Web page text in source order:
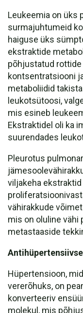
Leukeemia on üks
surmajuhtumeid
haiguse üks
ekstraktide
põhjustatud
kontsentratsiooni
metaboliidid
leukotsütoosi,
mis esineb
Ekstraktidel oli ka
suurendades
Pleurotus
viljakeha ekstraktid
vähirakkude
mis on oluline vähi
metastaaside
Hüpertensioon,
vererõhuks, on
konverteeriv
molekul, mis